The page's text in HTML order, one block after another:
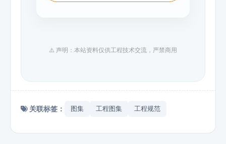
⚠️ 声明：本站资料仅供工程技术交流，严禁商用
关联标签： 图集 工程图集 工程规范